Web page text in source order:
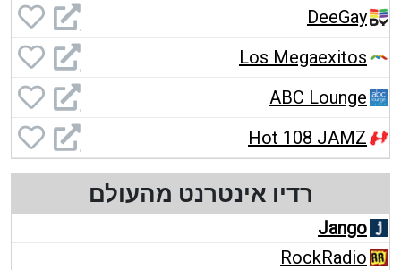
DeeGay
Los Megaexitos
ABC Lounge
Hot 108 JAMZ
רדיו אינטרנט מהעולם
Jango
RockRadio